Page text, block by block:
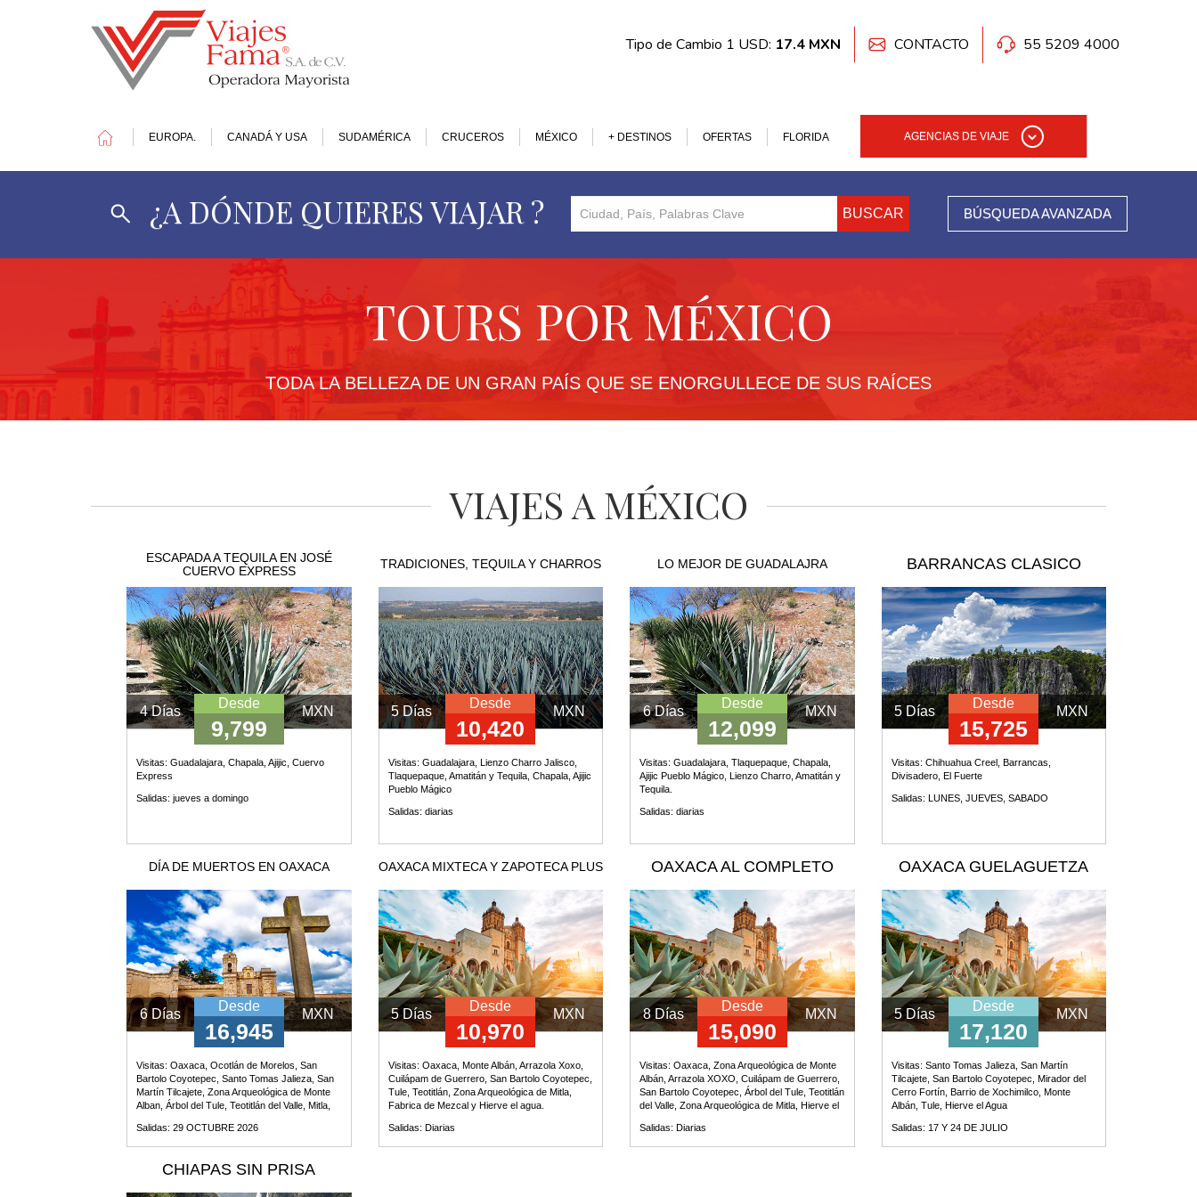
Tipo de Cambio 1 USD: 17.4 MXN CONTACTO 55 5209 4000
EUROPA. CANADÁ Y USA SUDAMÉRICA CRUCEROS MÉXICO + DESTINOS OFERTAS FLORIDA AGENCIAS DE VIAJE
¿A DÓNDE QUIERES VIAJAR ? BUSCAR BÚSQUEDA AVANZADA
=
SUDAMERICA
TOURS POR MÉXICO
TODA LA BELLEZA DE UN GRAN PAÍS QUE SE ENORGULLECE DE SUS RAÍCES
VIAJES A MÉXICO
ESCAPADA A TEQUILA EN JOSÉ
CUERVO EXPRESS
4 Días
Desde
9,799
MXN
Visitas: Guadalajara, Chapala, Ajijic, Cuervo
Express
Salidas: jueves a domingo
TRADICIONES, TEQUILA Y CHARROS
5 Días
Desde
10,420
MXN
Visitas: Guadalajara, Lienzo Charro Jalisco,
Tlaquepaque, Amatitán y Tequila, Chapala, Ajijic
Pueblo Mágico
Salidas: diarias
LO MEJOR DE GUADALAJRA
6 Días
Desde
12,099
MXN
Visitas: Guadalajara, Tlaquepaque, Chapala,
Ajijic Pueblo Mágico, Lienzo Charro, Amatitán y
Tequila.
Salidas: diarias
BARRANCAS CLASICO
5 Días
Desde
15,725
MXN
Visitas: Chihuahua Creel, Barrancas,
Divisadero, El Fuerte
Salidas: LUNES, JUEVES, SABADO
DÍA DE MUERTOS EN OAXACA
6 Días
Desde
16,945
MXN
Visitas: Oaxaca, Ocotlán de Morelos, San
Bartolo Coyotepec, Santo Tomas Jalieza, San
Martín Tilcajete, Zona Arqueológica de Monte
Alban, Árbol del Tule, Teotitlán del Valle, Mitla,
Pueblo Mágico de Cualálpam de Pérez
Salidas: 29 OCTUBRE 2026
OAXACA MIXTECA Y ZAPOTECA PLUS
5 Días
Desde
10,970
MXN
Visitas: Oaxaca, Monte Albán, Arrazola Xoxo,
Cuilápam de Guerrero, San Bartolo Coyotepec,
Tule, Teotitlán, Zona Arqueológica de Mitla,
Fabrica de Mezcal y Hierve el agua.
Salidas: Diarias
OAXACA AL COMPLETO
8 Días
Desde
15,090
MXN
Visitas: Oaxaca, Zona Arqueológica de Monte
Albán, Arrazola XOXO, Cuilápam de Guerrero,
San Bartolo Coyotepec, Árbol del Tule, Teotitlán
del Valle, Zona Arqueológica de Mitla, Hierve el
Tilcajete
Salidas: Diarias
OAXACA GUELAGUETZA
5 Días
Desde
17,120
MXN
Visitas: Santo Tomas Jalieza, San Martín
Tilcajete, San Bartolo Coyotepec, Mirador del
Cerro Fortín, Barrio de Xochimilco, Monte
Albán, Tule, Hierve el Agua
Salidas: 17 Y 24 DE JULIO
CHIAPAS SIN PRISA